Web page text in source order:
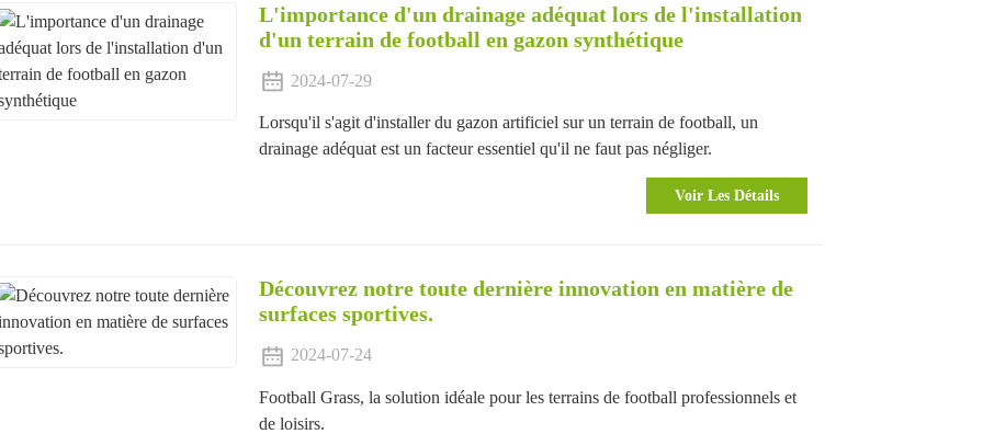
L'importance d'un drainage adéquat lors de l'installation
d'un terrain de football en gazon synthétique
2024-07-29
Lorsqu'il s'agit d'installer du gazon artificiel sur un terrain de football, un
drainage adéquat est un facteur essentiel qu'il ne faut pas négliger.
Voir Les Détails
Découvrez notre toute dernière innovation en matière de
surfaces sportives.
2024-07-24
Football Grass, la solution idéale pour les terrains de football professionnels et
de loisirs.